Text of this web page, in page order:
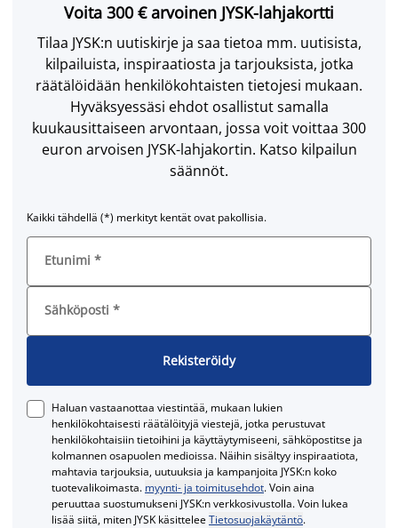
Voita 300 € arvoinen JYSK-lahjakortti
Tilaa JYSK:n uutiskirje ja saa tietoa mm. uutisista,
kilpailuista, inspiraatiosta ja tarjouksista, jotka
räätälöidään henkilökohtaisten tietojesi mukaan.
Hyväksyessäsi ehdot osallistut samalla
kuukausittaiseen arvontaan, jossa voit voittaa 300
euron arvoisen JYSK-lahjakortin. Katso kilpailun
säännöt.
Kaikki tähdellä (*) merkityt kentät ovat pakollisia.
Etunimi *
Sähköposti *
Rekisteröidy
Haluan vastaanottaa viestintää, mukaan lukien
henkilökohtaisesti räätälöityjä viestejä, jotka perustuvat
henkilökohtaisiin tietoihini ja käyttäytymiseeni, sähköpostitse ja
kolmannen osapuolen medioissa. Näihin sisältyy inspiraatiota,
mahtavia tarjouksia, uutuuksia ja kampanjoita JYSK:n koko
tuotevalikoimasta. myynti- ja toimitusehdot. Voin aina
peruuttaa suostumukseni JYSK:n verkkosivustolla. Voin lukea
lisää siitä, miten JYSK käsitteleeTietosuojakäytäntö.